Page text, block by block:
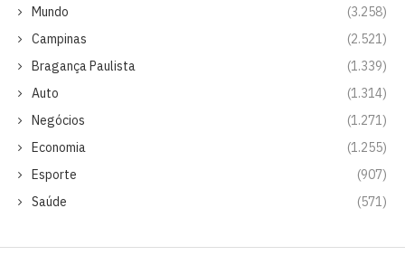
Mundo
(3.258)
Campinas
(2.521)
Bragança Paulista
(1.339)
Auto
(1.314)
Negócios
(1.271)
Economia
(1.255)
Esporte
(907)
Saúde
(571)